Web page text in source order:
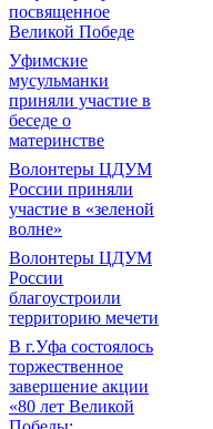
посвященное
Великой Победе
Уфимские
мусульманки
приняли участие в
беседе о
материнстве
Волонтеры ЦДУМ
России приняли
участие в «зеленой
волне»
Волонтеры ЦДУМ
России
благоустроили
территорию мечети
В г.Уфа состоялось
торжественное
завершение акции
«80 лет Великой